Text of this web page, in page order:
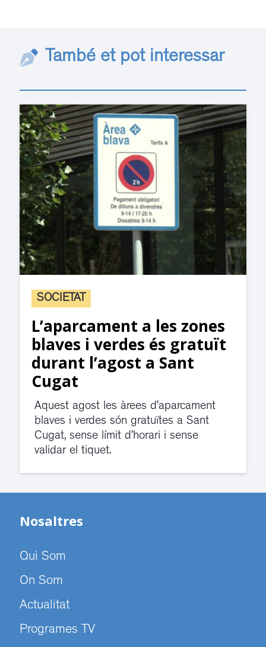
També et pot interessar
SOCIETAT
L’aparcament a les zones
blaves i verdes és gratuït
durant l’agost a Sant
Cugat
Aquest agost les àrees d’aparcament
blaves i verdes són gratuïtes a Sant
Cugat, sense límit d’horari i sense
validar el tiquet.
Nosaltres
Qui Som
On Som
Actualitat
Programes TV